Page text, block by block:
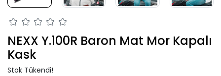
NEXX Y.100R Baron Mat Mor Kapalı
Kask
Stok Tükendi!